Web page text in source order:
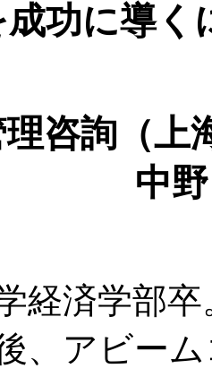
功に導く
咨詢（上
中
経済学部
、アビー